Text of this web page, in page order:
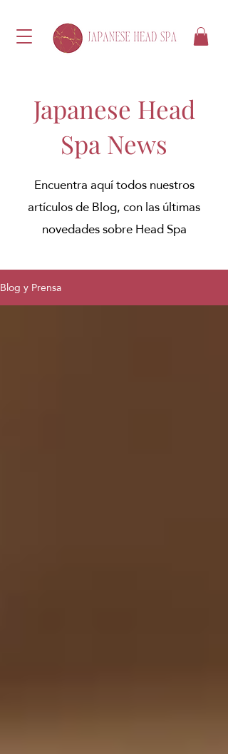
Japanese Head
Spa News
Encuentra aquí todos nuestros
artículos de Blog, con las últimas
novedades sobre Head Spa
Blog y Prensa